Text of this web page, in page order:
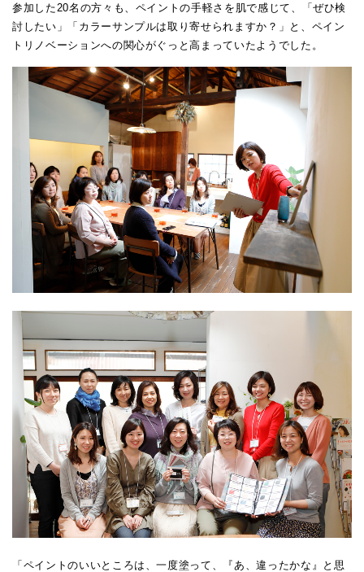
参加した20名の方々も、ペイントの手軽さを肌で感じて、「ぜひ検
討したい」「カラーサンプルは取り寄せられますか？」と、ペイン
トリノベーションへの関心がぐっと高まっていたようでした。
「ペイントのいいところは、一度塗って、『あ、違ったかな』と思